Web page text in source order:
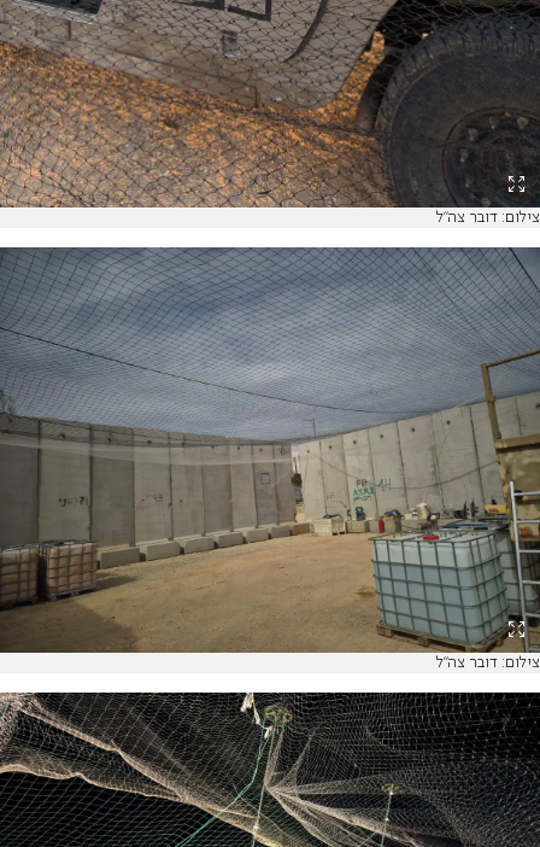
צילום: דובר צה"ל
צילום: דובר צה"ל